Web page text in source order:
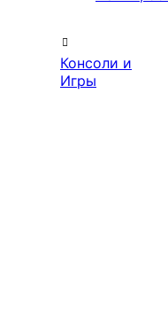
Консоли и
Игры